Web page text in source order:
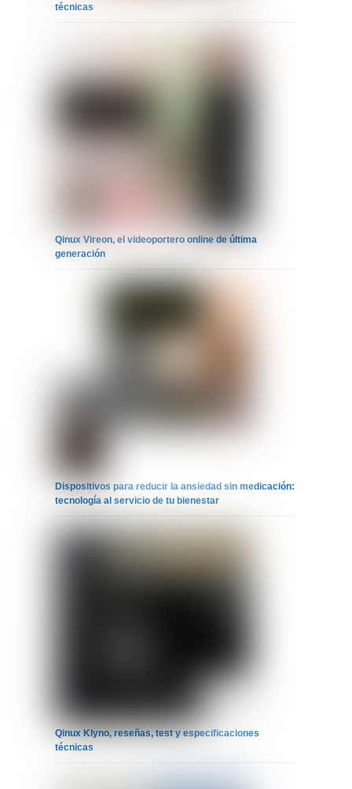
técnicas
Qinux Vireon, el videoportero online de última
generación
Dispositivos para reducir la ansiedad sin medicación:
tecnología al servicio de tu bienestar
Qinux Klyno, reseñas, test y especificaciones
técnicas